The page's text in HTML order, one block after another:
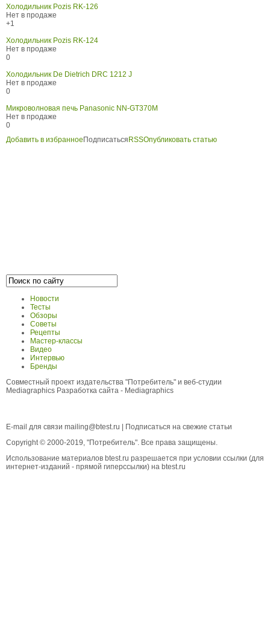
Холодильник Pozis RK-126
Нет в продаже
+1
Холодильник Pozis RK-124
Нет в продаже
0
Холодильник De Dietrich DRС 1212 J
Нет в продаже
0
Микроволновая печь Panasonic NN-GT370M
Нет в продаже
0
Добавить в избранноеПодписатьсяRSSОпубликовать статью
Новости
Тесты
Обзоры
Советы
Рецепты
Мастер-классы
Видео
Интервью
Бренды
Совместный проект издательства "Потребитель" и веб-студии
Mediagraphics Разработка сайта - Mediagraphics
E-mail для связи mailing@btest.ru | Подписаться на свежие статьи
Copyright © 2000-2019, "Потребитель". Все права защищены.
Использование материалов btest.ru разрешается при условии ссылки (для
интернет-изданий - прямой гиперссылки) на btest.ru